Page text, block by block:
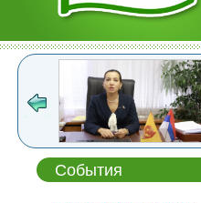
События